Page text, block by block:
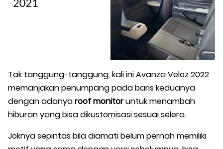
Tak tanggung-tanggung, kali ini Avanza Veloz 2022
memanjakan penumpang pada baris keduanya
dengan adanyaroof monitoruntuk menambah
hiburan yang bisa dikustomisasi sesuai selera.
Joknya sepintas bila diamati belum pernah memiliki